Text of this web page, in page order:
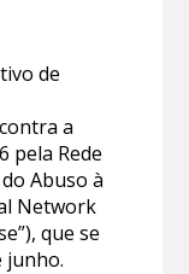
de
a
pela Rede
Abuso à
Network
que se
junho.